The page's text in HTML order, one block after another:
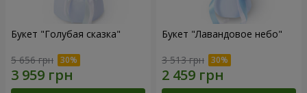
Букет "Голубая сказка"
5 656 грн
Букет "Лавандовое небо"
3 513 грн